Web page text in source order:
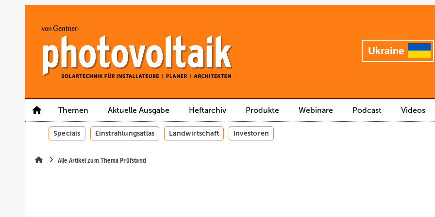
Themen Aktuelle Ausgabe Heftarchiv Produkte Webinare Podcast Videos
Specials Einstrahlungsatlas Landwirtschaft Investoren
Alle Artikel zum Thema Prüfstand